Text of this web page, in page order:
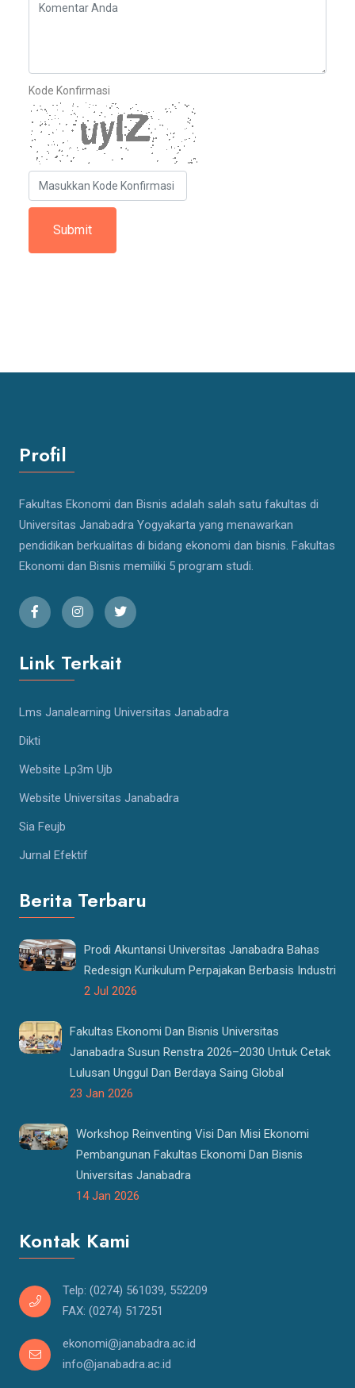
Kode Konfirmasi
Profil
Fakultas Ekonomi dan Bisnis adalah salah satu fakultas di
Universitas Janabadra Yogyakarta yang menawarkan
pendidikan berkualitas di bidang ekonomi dan bisnis. Fakultas
Ekonomi dan Bisnis memiliki 5 program studi.
Link Terkait
Lms Janalearning Universitas Janabadra
Dikti
Website Lp3m Ujb
Website Universitas Janabadra
Sia Feujb
Jurnal Efektif
Berita Terbaru
Prodi Akuntansi Universitas Janabadra Bahas
Redesign Kurikulum Perpajakan Berbasis Industri
2 Jul 2026
Fakultas Ekonomi Dan Bisnis Universitas
Janabadra Susun Renstra 2026–2030 Untuk Cetak
Lulusan Unggul Dan Berdaya Saing Global
23 Jan 2026
Workshop Reinventing Visi Dan Misi Ekonomi
Pembangunan Fakultas Ekonomi Dan Bisnis
Universitas Janabadra
14 Jan 2026
Kontak Kami
Telp: (0274) 561039, 552209
FAX: (0274) 517251
ekonomi@janabadra.ac.id
info@janabadra.ac.id